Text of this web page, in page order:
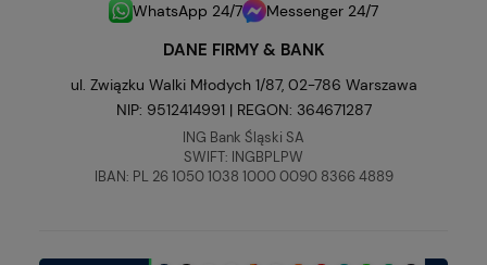
WhatsApp 24/7
Messenger 24/7
DANE FIRMY & BANK
ul. Związku Walki Młodych 1/87, 02-786 Warszawa
NIP: 9512414991 | REGON: 364671287
ING Bank Śląski SA
SWIFT: INGBPLPW
IBAN: PL 26 1050 1038 1000 0090 8366 4889